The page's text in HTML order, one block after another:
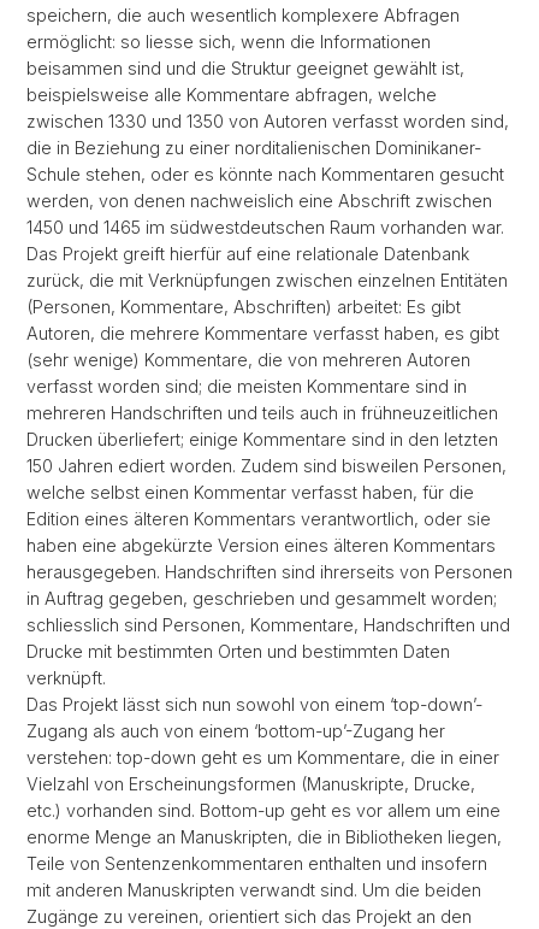
speichern, die auch wesentlich komplexere Abfragen
ermöglicht: so liesse sich, wenn die Informationen
beisammen sind und die Struktur geeignet gewählt ist,
beispielsweise alle Kommentare abfragen, welche
zwischen 1330 und 1350 von Autoren verfasst worden sind,
die in Beziehung zu einer norditalienischen Dominikaner-
Schule stehen, oder es könnte nach Kommentaren gesucht
werden, von denen nachweislich eine Abschrift zwischen
1450 und 1465 im südwestdeutschen Raum vorhanden war.
Das Projekt greift hierfür auf eine relationale Datenbank
zurück, die mit Verknüpfungen zwischen einzelnen Entitäten
(Personen, Kommentare, Abschriften) arbeitet: Es gibt
Autoren, die mehrere Kommentare verfasst haben, es gibt
(sehr wenige) Kommentare, die von mehreren Autoren
verfasst worden sind; die meisten Kommentare sind in
mehreren Handschriften und teils auch in frühneuzeitlichen
Drucken überliefert; einige Kommentare sind in den letzten
150 Jahren ediert worden. Zudem sind bisweilen Personen,
welche selbst einen Kommentar verfasst haben, für die
Edition eines älteren Kommentars verantwortlich, oder sie
haben eine abgekürzte Version eines älteren Kommentars
herausgegeben. Handschriften sind ihrerseits von Personen
in Auftrag gegeben, geschrieben und gesammelt worden;
schliesslich sind Personen, Kommentare, Handschriften und
Drucke mit bestimmten Orten und bestimmten Daten
verknüpft.
Das Projekt lässt sich nun sowohl von einem ‘top-down’-
Zugang als auch von einem ‘bottom-up’-Zugang her
verstehen: top-down geht es um Kommentare, die in einer
Vielzahl von Erscheinungsformen (Manuskripte, Drucke,
etc.) vorhanden sind. Bottom-up geht es vor allem um eine
enorme Menge an Manuskripten, die in Bibliotheken liegen,
Teile von Sentenzenkommentaren enthalten und insofern
mit anderen Manuskripten verwandt sind. Um die beiden
Zugänge zu vereinen, orientiert sich das Projekt an den